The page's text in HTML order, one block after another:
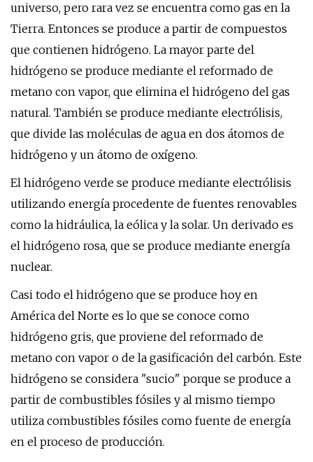
universo, pero rara vez se encuentra como gas en la
Tierra. Entonces se produce a partir de compuestos
que contienen hidrógeno. La mayor parte del
hidrógeno se produce mediante el reformado de
metano con vapor, que elimina el hidrógeno del gas
natural. También se produce mediante electrólisis,
que divide las moléculas de agua en dos átomos de
hidrógeno y un átomo de oxígeno.
El hidrógeno verde se produce mediante electrólisis
utilizando energía procedente de fuentes renovables
como la hidráulica, la eólica y la solar. Un derivado es
el hidrógeno rosa, que se produce mediante energía
nuclear.
Casi todo el hidrógeno que se produce hoy en
América del Norte es lo que se conoce como
hidrógeno gris, que proviene del reformado de
metano con vapor o de la gasificación del carbón. Este
hidrógeno se considera "sucio" porque se produce a
partir de combustibles fósiles y al mismo tiempo
utiliza combustibles fósiles como fuente de energía
en el proceso de producción.